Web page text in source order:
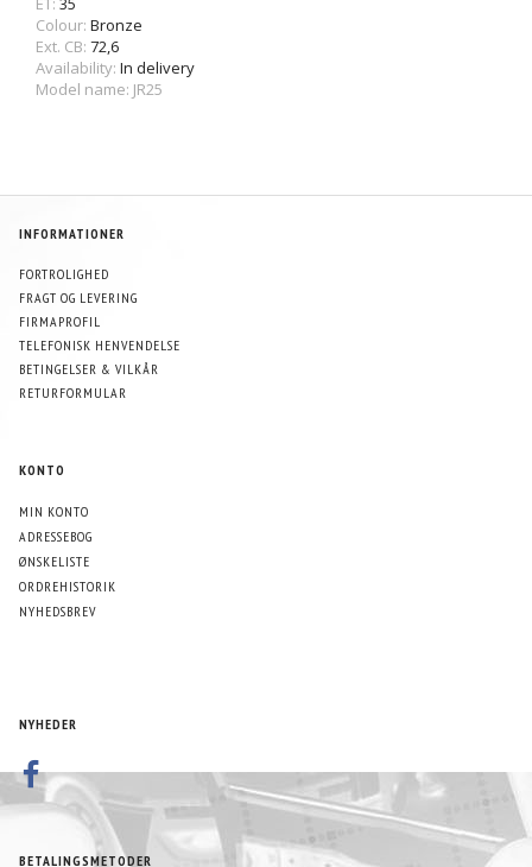
Colour: Bronze
Ext. CB: 72,6
Availability: In delivery
Model name: JR25
INFORMATIONER
FORTROLIGHED
FRAGT OG LEVERING
FIRMAPROFIL
TELEFONISK HENVENDELSE
BETINGELSER & VILKÅR
RETURFORMULAR
KONTO
MIN KONTO
ADRESSEBOG
ØNSKELISTE
ORDREHISTORIK
NYHEDSBREV
NYHEDER
BETALINGSMETODER